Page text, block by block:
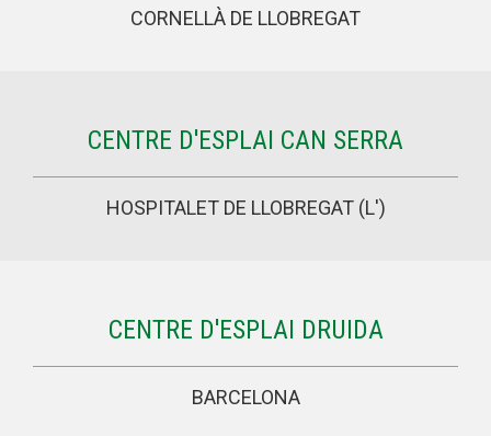
CORNELLÀ DE LLOBREGAT
CENTRE D'ESPLAI CAN SERRA
HOSPITALET DE LLOBREGAT (L')
CENTRE D'ESPLAI DRUIDA
BARCELONA